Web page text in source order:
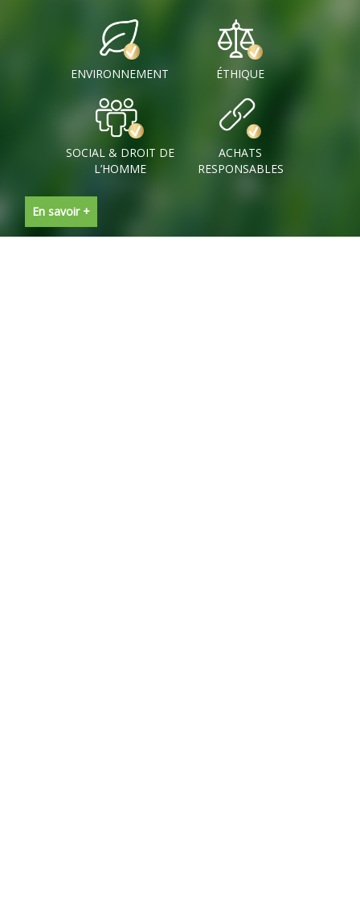
ENVIRONNEMENT ÉTHIQUE
SOCIAL & DROIT DE
L’HOMME
ACHATS
RESPONSABLES
En savoir +